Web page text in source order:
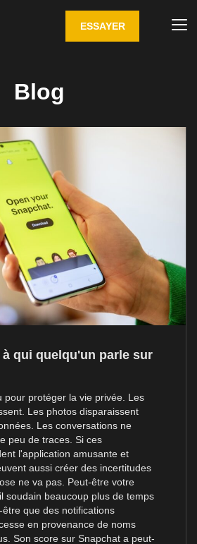
ESSAYER
Blog
qui quelqu'un parle sur
pour protéger la vie privée. Les
Les photos disparaissent
Les conversations ne
peu de traces. Si ces
l'application amusante et
aussi créer des incertitudes
ne va pas. Peut-être votre
soudain beaucoup plus de temps
que des notifications
en provenance de noms
Son score sur Snapchat a peut-